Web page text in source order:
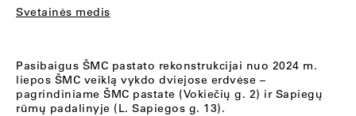
Svetainės medis
Pasibaigus ŠMC pastato rekonstrukcijai nuo 2024 m.
liepos ŠMC veiklą vykdo dviejose erdvėse –
pagrindiniame ŠMC pastate (Vokiečių g. 2) ir Sapiegų
rūmų padalinyje (L. Sapiegos g. 13).